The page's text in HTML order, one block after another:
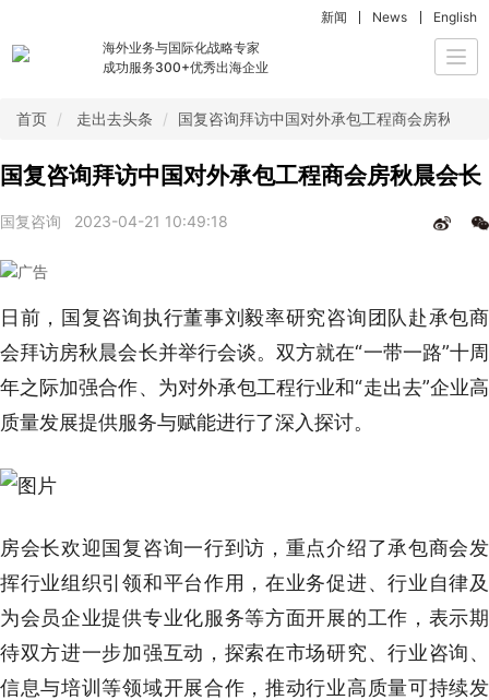
海外业务与国际化战略专家
成功服务300+优秀出海企业
新闻 News English
首页 走出去头条 国复咨询拜访中国对外承包工程商会房秋晨会
国复咨询拜访中国对外承包工程商会房秋晨会长
国复咨询 2023-04-21 10:49:18
日前，国复咨询执行董事刘毅率研究咨询团队赴承包商
会拜访房秋晨会长并举行会谈。双方就在“一带一路”十周
年之际加强合作、为对外承包工程行业和“走出去”企业高
质量发展提供服务与赋能进行了深入探讨。
房会长欢迎国复咨询一行到访，重点介绍了承包商会发
挥行业组织引领和平台作用，在业务促进、行业自律及
为会员企业提供专业化服务等方面开展的工作，表示期
待双方进一步加强互动，探索在市场研究、行业咨询、
信息与培训等领域开展合作，推动行业高质量可持续发